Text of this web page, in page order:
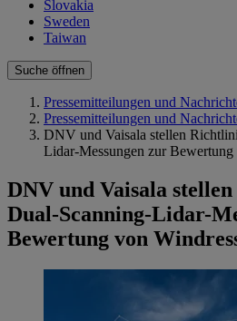
Slovakia
Sweden
Taiwan
Suche öffnen
Pressemitteilungen und
Pressemitteilungen und
DNV und Vaisala stellen
Lidar-Messungen zur
DNV und Vaisala
Dual-Scanning-Lidar-
Bewertung von